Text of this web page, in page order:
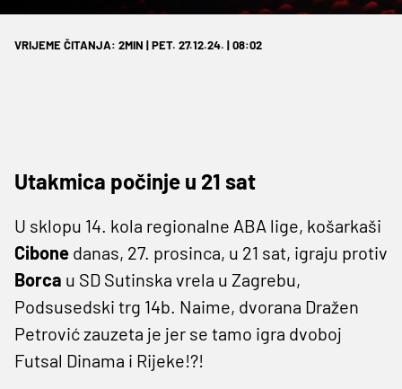
VRIJEME ČITANJA: 2MIN | PET. 27.12.24. | 08:02
Utakmica počinje u 21 sat
U sklopu 14. kola regionalne ABA lige, košarkaši
Cibone danas, 27. prosinca, u 21 sat, igraju protiv
Borca u SD Sutinska vrela u Zagrebu,
Podsusedski trg 14b. Naime, dvorana Dražen
Petrović zauzeta je jer se tamo igra dvoboj
Futsal Dinama i Rijeke!?!